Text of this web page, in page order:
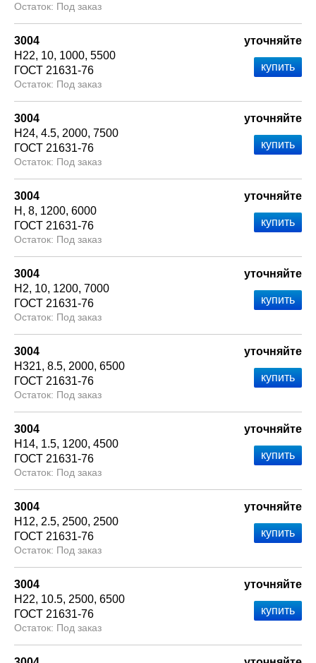
Под заказ
3004
Н22 10 1000 5500
ГОСТ 21631-76
Под заказ
уточняйте
3004
Н24 4.5 2000 7500
ГОСТ 21631-76
Под заказ
уточняйте
3004
Н
8 1200 6000
ГОСТ 21631-76
Под заказ
уточняйте
3004
Н2 10 1200 7000
ГОСТ 21631-76
Под заказ
уточняйте
3004
Н321 8.5 2000 6500
ГОСТ 21631-76
Под заказ
уточняйте
3004
Н14 1.5 1200 4500
ГОСТ 21631-76
Под заказ
уточняйте
3004
Н12 2.5 2500 2500
ГОСТ 21631-76
Под заказ
уточняйте
3004
Н22 10.5 2500 6500
ГОСТ 21631-76
Под заказ
уточняйте